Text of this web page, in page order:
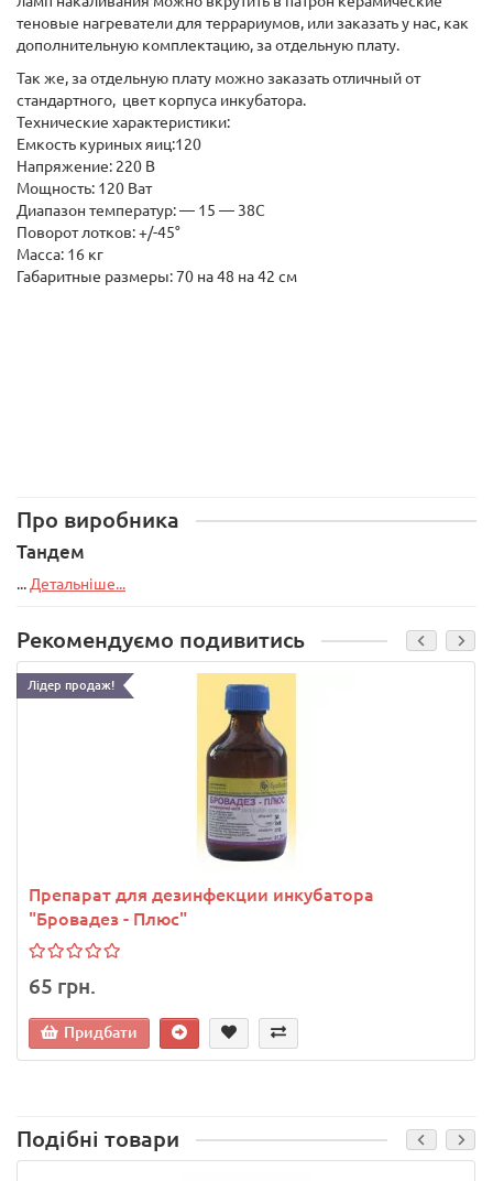
теновые нагреватели для террариумов, или заказать у нас, как
дополнительную комплектацию, за отдельную плату.
Так же, за отдельную плату можно заказать отличный от
стандартного, цвет корпуса инкубатора.
Технические характеристики:
Емкость куриных яиц:120
Напряжение: 220 В
Мощность: 120 Ват
Диапазон температур: — 15 ― 38С
Поворот лотков: +/-45°
Масса: 16 кг
Габаритные размеры: 70 на 48 на 42 см
Про виробника
Тандем
... Детальніше...
Рекомендуємо подивитись
Лідер продаж!
Препарат для дезинфекции инкубатора
"Бровадез - Плюс"
65 грн.
Придбати
Подібні товари